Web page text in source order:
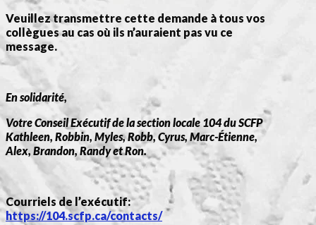
Veuillez transmettre cette demande à tous vos
collègues au cas où ils n’auraient pas vu ce
message.
En solidarité,
Votre Conseil Exécutif de la section locale 104 du SCFP
Kathleen, Robbin, Myles, Robb, Cyrus, Marc-Étienne,
Alex, Brandon, Randy et Ron.
Courriels de l’exécutif:
https://104.scfp.ca/contacts/